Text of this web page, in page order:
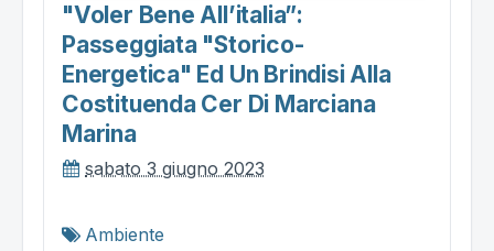
"voler Bene All’italia”:
Passeggiata "storico-
Energetica" Ed Un Brindisi Alla
Costituenda Cer Di Marciana
Marina
sabato 3 giugno 2023
Ambiente